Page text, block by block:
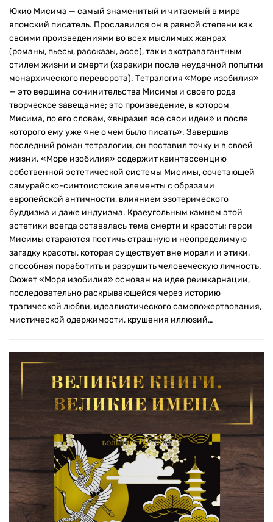
Юкио Мисима — самый знаменитый и читаемый в мире
японский писатель. Прославился он в равной степени как
своими произведениями во всех мыслимых жанрах
(романы, пьесы, рассказы, эссе), так и экстравагантным
стилем жизни и смерти (харакири после неудачной попытки
монархического переворота). Тетралогия «Море изобилия»
— это вершина сочинительства Мисимы и своего рода
творческое завещание; это произведение, в котором
Мисима, по его словам, «выразил все свои идеи» и после
которого ему уже «не о чем было писать». Завершив
последний роман тетралогии, он поставил точку и в своей
жизни. «Море изобилия» содержит квинтэссенцию
собственной эстетической системы Мисимы, сочетающей
самурайско-синтоистские элементы с образами
европейской античности, влиянием эзотерического
буддизма и даже индуизма. Краеугольным камнем этой
эстетики всегда оставалась тема смерти и красоты; герои
Мисимы стараются постичь страшную и неопределимую
загадку красоты, которая существует вне морали и этики,
способная поработить и разрушить человеческую личность.
Сюжет «Моря изобилия» основан на идее реинкарнации,
последовательно раскрывающейся через историю
трагической любви, идеалистического самопожертвования,
мистической одержимости, крушения иллюзий…